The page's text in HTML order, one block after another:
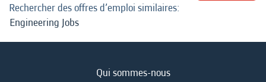
Rechercher des offres d’emploi similaires:
Engineering Jobs
Qui sommes-nous